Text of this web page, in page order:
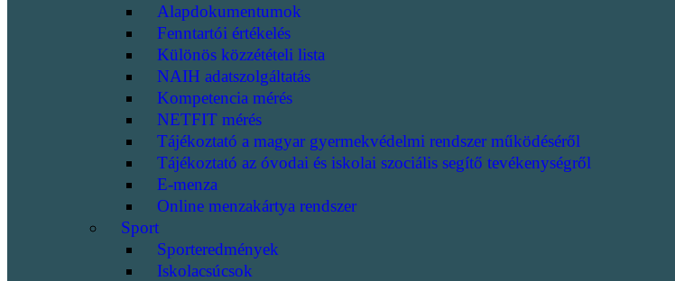
Alapdokumentumok
Fenntartói értékelés
Különös közzétételi lista
NAIH adatszolgáltatás
Kompetencia mérés
NETFIT mérés
Tájékoztató a magyar gyermekvédelmi rendszer működéséről
Tájékoztató az óvodai és iskolai szociális segítő tevékenységről
E-menza
Online menzakártya rendszer
Sport
Sporteredmények
Iskolacsúcsok